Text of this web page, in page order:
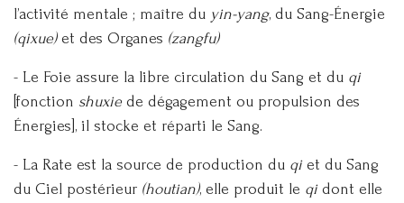
l’activité mentale ; maître du yin-yang, du Sang-Énergie
(qixue)et des Organes (zangfu)
- Le Foie assure la libre circulation du Sang et du qi
[fonction shuxie de dégagement ou propulsion des
Énergies], il stocke et réparti le Sang.
- La Rate est la source de production du qiet du Sang
du Ciel postérieur (houtian), elle produit le qidont elle